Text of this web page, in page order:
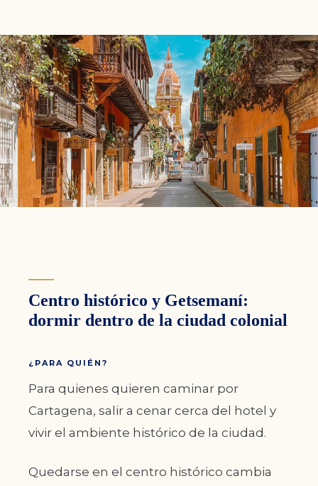
Centro histórico y Getsemaní:
dormir dentro de la ciudad colonial
¿PARA QUIÉN?
Para quienes quieren caminar por
Cartagena, salir a cenar cerca del hotel y
vivir el ambiente histórico de la ciudad.
Quedarse en el centro histórico cambia